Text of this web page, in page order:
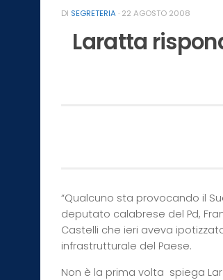
DI SEGRETERIA · 22 AGOSTO 2008
Laratta
“Qualcuno sta provocando il
deputato calabrese del Pd,
Castelli che ieri aveva
infrastrutturale del Paese.
Non è la prima volta  spiega